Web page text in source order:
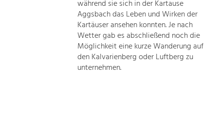
Increase in Regional Value Added.
während sie sich in der Kartause
Aggsbach das Leben und Wirken der
Kartäuser ansehen konnten. Je nach
Wetter gab es abschließend noch die
Möglichkeit eine kurze Wanderung auf
den Kalvarienberg oder Luftberg zu
unternehmen.